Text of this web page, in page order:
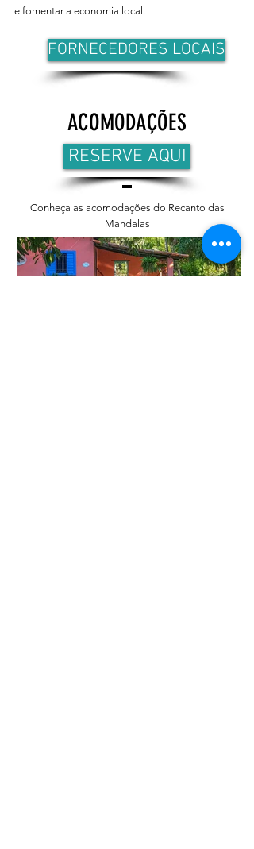
e fomentar a economia local.
FORNECEDORES LOCAIS
ACOMODAÇÕES
RESERVE AQUI
Conheça as acomodações do Recanto das
Mandalas